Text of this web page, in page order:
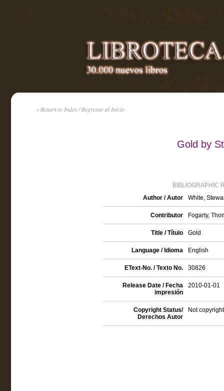
« Return to Index / Regresar al Inicio
Gold by
BIBLIOGRAPHIC
Author / Autor
White,
Contributor Fogarty,
Title / Título Gold
Language / Idioma English
EText-No. / Texto No. 30826
Release Date / Fecha
impresión
2010-01-01
Copyright Status/
Derechos Autor
Not